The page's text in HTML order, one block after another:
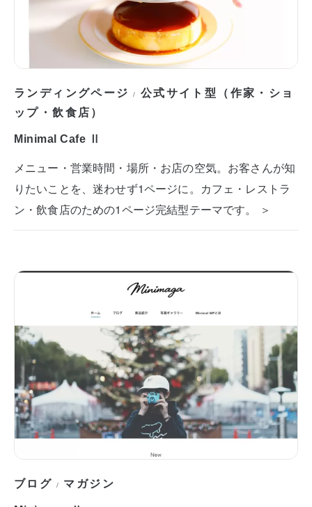
ランディングページ / 公式サイト型（作家・ショ
ップ・飲食店）
Minimal Cafe Ⅱ
メニュー・営業時間・場所・お店の空気。お客さんが知
りたいことを、迷わせず1ページに。カフェ・レストラ
ン・飲食店のための1ページ完結型テーマです。 ＞
ブログ / マガジン